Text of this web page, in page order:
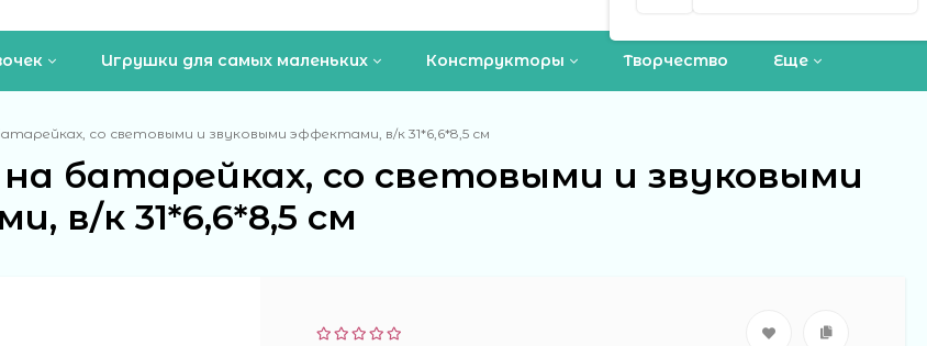
Игрушки для самых маленьких Конструкторы Творчество Еще
со световыми и звуковыми эффектами, в/к 31*6,6*8,5 см
батарейках, со световыми и звуковыми
в/к 31*6,6*8,5 см